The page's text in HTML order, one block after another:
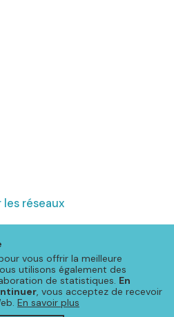
vous offrir la meilleure
utilisons également des
de statistiques. En
, vous acceptez de recevoir
En savoir plus
les réseaux